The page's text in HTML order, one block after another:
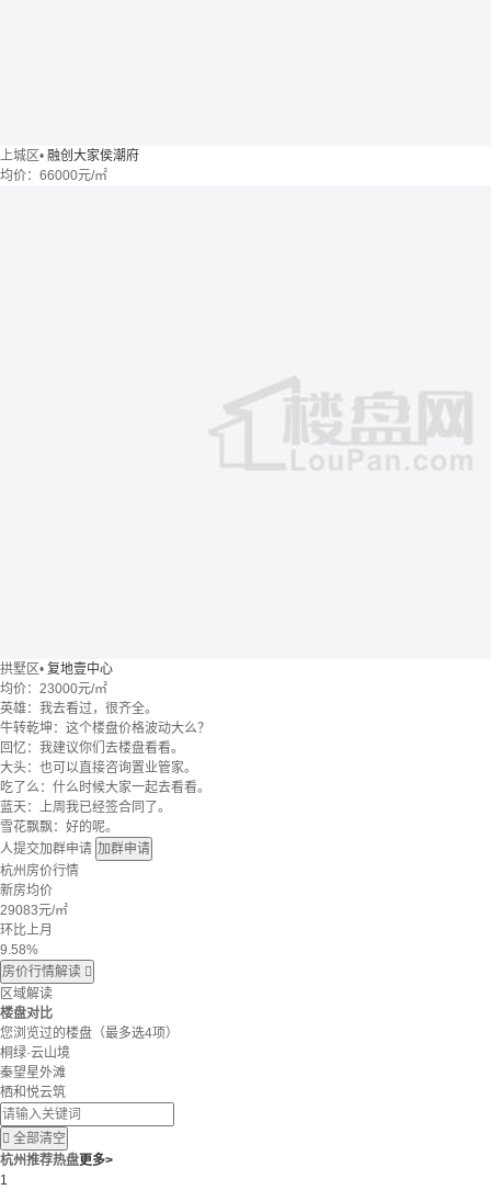
上城区• 融创大家侯潮府
均价： 66000元/㎡
拱墅区• 复地壹中心
均价： 23000元/㎡
英雄：我去看过，很齐全。
牛转乾坤：这个楼盘价格波动大么？
回忆：我建议你们去楼盘看看。
大头：也可以直接咨询置业管家。
吃了么：什么时候大家一起去看看。
蓝天：上周我已经签合同了。
雪花飘飘：好的呢。
人提交加群申请 加群申请
杭州房价行情
新房均价
29083元/㎡
环比上月
9.58%
房价行情解读 
区域解读
楼盘对比
您浏览过的楼盘 （最多选4项）
桐绿·云山境
秦望星外滩
栖和悦云筑
 全部清空
杭州推荐热盘更多>
1